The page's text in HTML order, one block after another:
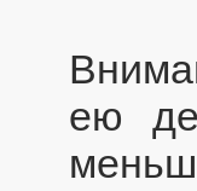
ею